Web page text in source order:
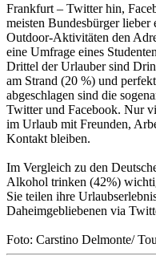
Frankfurt – Twitter hin,
meisten Bundesbürger
Outdoor-Aktivitäten den
eine Umfrage eines
Drittel der Urlauber sind
am Strand (20 %) und
abgeschlagen sind die
Twitter und Facebook. Nur
im Urlaub mit Freunden,
Kontakt bleiben.
Im Vergleich zu den
Alkohol trinken (42%)
Sie teilen ihre
Daheimgebliebenen via
Foto: Carstino Delmonte/